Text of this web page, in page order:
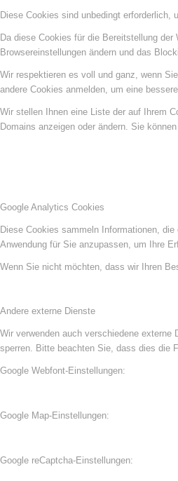
Diese Cookies sind unbedingt erforderlich,
Da diese Cookies für die Bereitstellung
Browsereinstellungen ändern und das
Wir respektieren es voll und ganz, wenn
andere Cookies anmelden, um eine
Wir stellen Ihnen eine Liste der auf Ihrem
Domains anzeigen oder ändern. Sie
Google Analytics Cookies
Diese Cookies sammeln Informationen,
Anwendung für Sie anzupassen, um Ihre
Wenn Sie nicht möchten, dass wir Ihren
Andere externe Dienste
Wir verwenden auch verschiedene externe
sperren. Bitte beachten Sie, dass dies die
Google Webfont-Einstellungen:
Google Map-Einstellungen:
Google reCaptcha-Einstellungen: